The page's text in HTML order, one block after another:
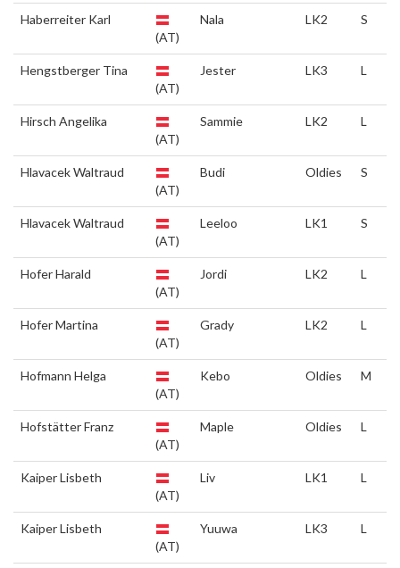
Haberreiter Karl
(AT)
Nala LK2 S
Hengstberger Tina
(AT)
Jester LK3 L
Hirsch Angelika
(AT)
Sammie LK2 L
Hlavacek Waltraud
(AT)
Budi Oldies S
Hlavacek Waltraud
(AT)
Leeloo LK1 S
Hofer Harald
(AT)
Jordi LK2 L
Hofer Martina
(AT)
Grady LK2 L
Hofmann Helga
(AT)
Kebo Oldies M
Hofstätter Franz
(AT)
Maple Oldies L
Kaiper Lisbeth
(AT)
Liv LK1 L
Kaiper Lisbeth
(AT)
Yuuwa LK3 L